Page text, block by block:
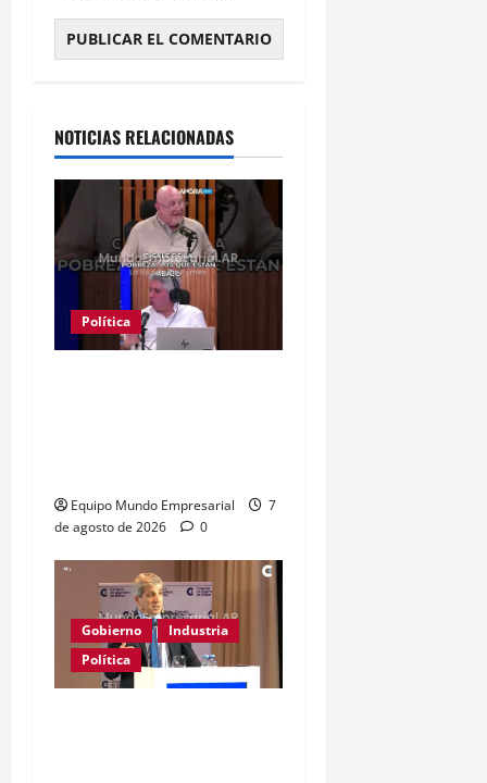
NOTICIAS RELACIONADAS
Política
Equipo Mundo Empresarial
7
de agosto de 2026
0
Gobierno
Industria
Política